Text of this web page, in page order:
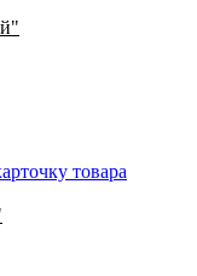
товара